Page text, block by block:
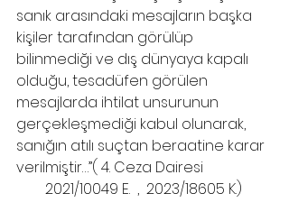
sanık arasındaki mesajların başka
kişiler tarafından görülüp
bilinmediği ve dış dünyaya kapalı
olduğu, tesadüfen görülen
mesajlarda ihtilat unsurunun
gerçekleşmediği kabul olunarak,
sanığın atılı suçtan beraatine karar
verilmiştir…”( 4. Ceza Dairesi
2021/10049 E.  ,  2023/18605 K.)